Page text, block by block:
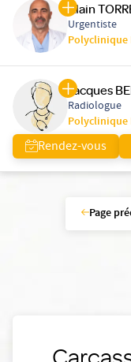
Alain
Urgentiste
Polyclinique
Jacques
Radiologue
Polyclinique
Rendez-vous
Page